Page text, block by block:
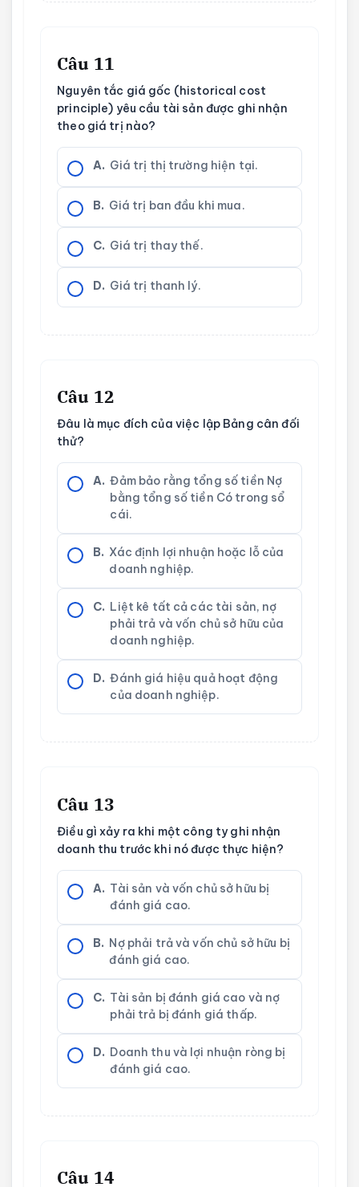
Câu 11
Nguyên tắc giá gốc (historical cost
principle) yêu cầu tài sản được ghi nhận
theo giá trị nào?
A. Giá trị thị trường hiện tại.
B. Giá trị ban đầu khi mua.
C. Giá trị thay thế.
D. Giá trị thanh lý.
Câu 12
Đâu là mục đích của việc lập Bảng cân đối
thử?
A. Đảm bảo rằng tổng số tiền Nợ
bằng tổng số tiền Có trong sổ
cái.
B. Xác định lợi nhuận hoặc lỗ của
doanh nghiệp.
C. Liệt kê tất cả các tài sản, nợ
phải trả và vốn chủ sở hữu của
doanh nghiệp.
D. Đánh giá hiệu quả hoạt động
của doanh nghiệp.
Câu 13
Điều gì xảy ra khi một công ty ghi nhận
doanh thu trước khi nó được thực hiện?
A. Tài sản và vốn chủ sở hữu bị
đánh giá cao.
B. Nợ phải trả và vốn chủ sở hữu bị
đánh giá cao.
C. Tài sản bị đánh giá cao và nợ
phải trả bị đánh giá thấp.
D. Doanh thu và lợi nhuận ròng bị
đánh giá cao.
Câu 14